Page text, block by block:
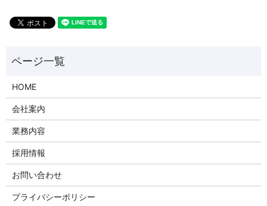
HOME
会社案内
業務内容
採用情報
お問い合わせ
プライバシーポリシー